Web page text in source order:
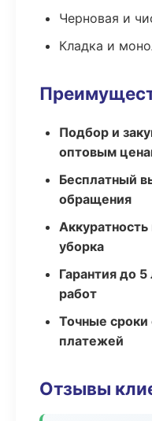
Черновая и
Кладка и
Подбор и
оптовым
Бесплатный
обращения
уборка
Гарантия до
работ
Точные сроки
платежей
Отзывы